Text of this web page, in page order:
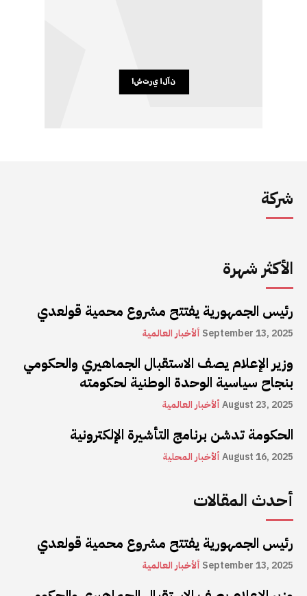
شركة
الأكثر شهرة
رئيس الجمهورية يفتتح مشروع محمية قولعدي
ألأخبار العالمية September 13, 2025
وزير الإعلام يصف الاستقبال الجماهيري والحكومي
بنجاح سياسية الوحدة الوطنية لحكومته
ألأخبار العالميةAugust 23, 2025
الحكومة تدشن برنامج التأشيرة الإلكترونية
ألأخبار المحليةAugust 16, 2025
أحدث المقالات
رئيس الجمهورية يفتتح مشروع محمية قولعدي
ألأخبار العالمية September 13, 2025